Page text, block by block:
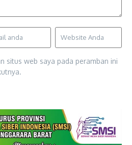
situs web saya pada peramban ini